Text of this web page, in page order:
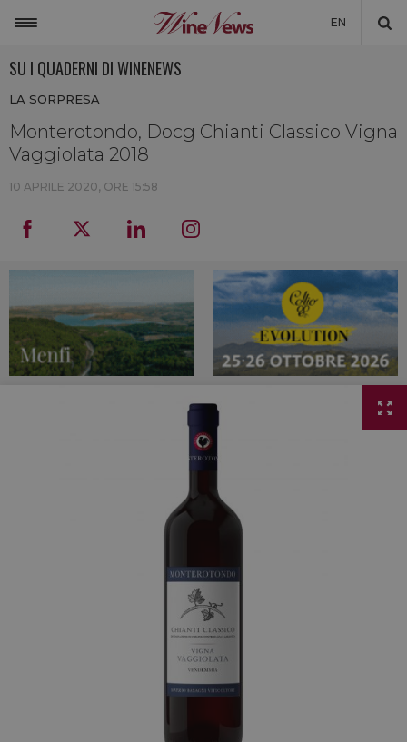
EN
NON SOLO VINO
WINENEWS TV
SU I QUADERNI DI WINENEWS
LA SORPRESA
Monterotondo, Docg Chianti Classico Vigna
Vaggiolata 2018
10 APRILE 2020, ORE 15:58